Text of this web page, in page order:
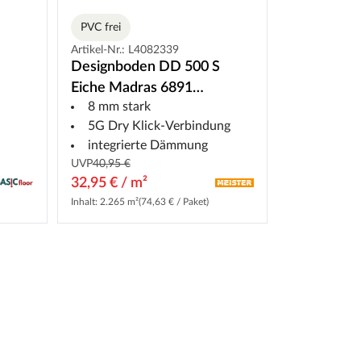
PVC frei
Artikel-Nr.: L4082339
Designboden DD 500 S
Eiche Madras 6891
Landhausdiele
8 mm stark
5G Dry Klick-Verbindung
integrierte Dämmung
UVP40,95 €
32,95 € / m²
Inhalt: 2.265 m²(74,63 € / Paket)